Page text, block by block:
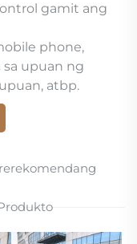
gamit ang
phone,
sa upuan ng
atbp.